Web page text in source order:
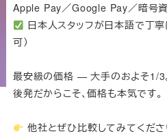
Apple Pay／Google Pay／暗号
日本人スタッフが日本語で丁寧
可）
最安級の価格 — 大手のおよそ1/3
後発だからこそ、価格も本気です。
他社とぜひ比較してみてくださ